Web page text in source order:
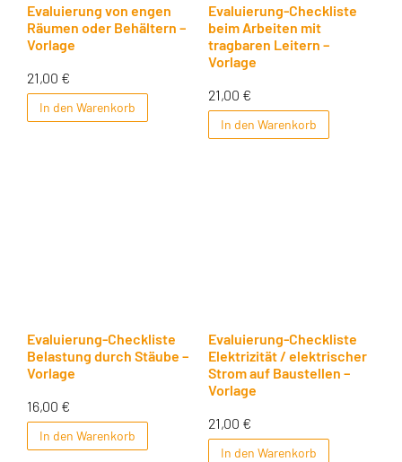
Evaluierung von engen
Räumen oder Behältern –
Vorlage
21,00 €
In den Warenkorb
Evaluierung-Checkliste
beim Arbeiten mit
tragbaren Leitern –
Vorlage
21,00 €
In den Warenkorb
Evaluierung-Checkliste
Belastung durch Stäube –
Vorlage
16,00 €
In den Warenkorb
Evaluierung-Checkliste
Elektrizität / elektrischer
Strom auf Baustellen –
Vorlage
21,00 €
In den Warenkorb